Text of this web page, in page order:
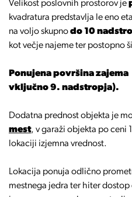
Velikost poslovnih prostorov je
kvadratura predstavlja le eno
na voljo skupnodo 10
kot večje najeme ter postopno
Ponujena površina
vključno 9. nadstropja).
Dodatna prednost objekta je
mest, v garaži objekta po ceni
lokaciji izjemna vrednost.
Lokacija ponuja odlično
mestnega jedra ter hiter